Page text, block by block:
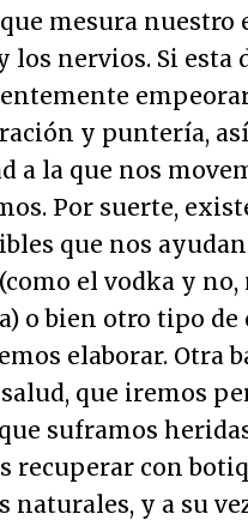
mesura nuestro
los nervios. Si esta
y puntería,
a la que nos
Por suerte,
que nos
el vodka y no,
o bien otro tipo
elaborar. Otra
que iremos
suframos
recuperar con
naturales, y a su